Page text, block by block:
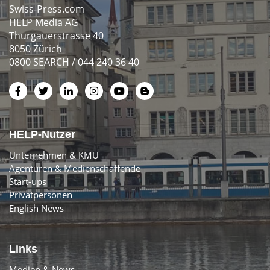
Swiss-Press.com
HELP Media AG
Thurgauerstrasse 40
8050 Zürich
0800 SEARCH / 044 240 36 40
HELP-Nutzer
Unternehmen & KMU
Agenturen & Medienschaffende
Start-ups
Privatpersonen
English News
Links